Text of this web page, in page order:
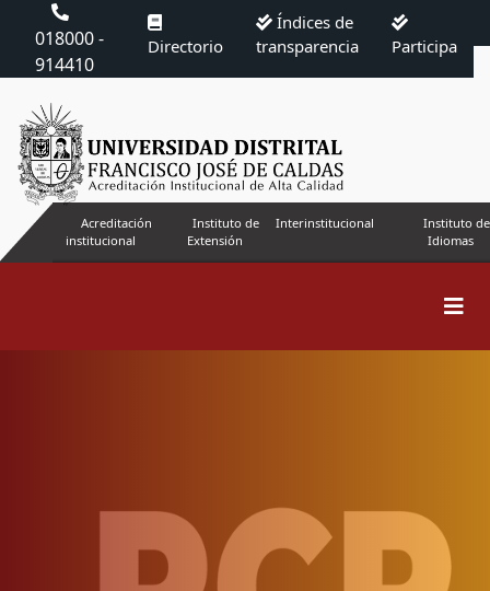
018000 -
914410
Directorio
Índices de
transparencia
Participa
Acreditación
institucional
Instituto de
Extensión
Interinstitucional
Instituto de
Idiomas